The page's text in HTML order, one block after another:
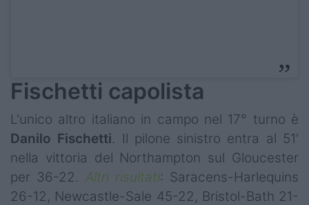
Fischetti capolista
L'unico altro italiano in campo nel 17° turno è
Danilo Fischetti. Il pilone sinistro entra al 51'
nella vittoria del Northampton sul Gloucester
per 36-22. Altri risultati: Saracens-Harlequins
26-12, Newcastle-Sale 45-22, Bristol-Bath 21-